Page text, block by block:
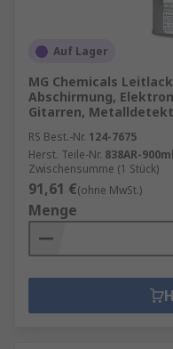
Auf Lager
MG Chemicals
Abschirmung,
Gitarren,
RS Best.-Nr. 124-7675
Herst. Teile-Nr. 838AR-900ml
Zwischensumme (1 Stück)
91,61 €(ohne MwSt.)
Menge